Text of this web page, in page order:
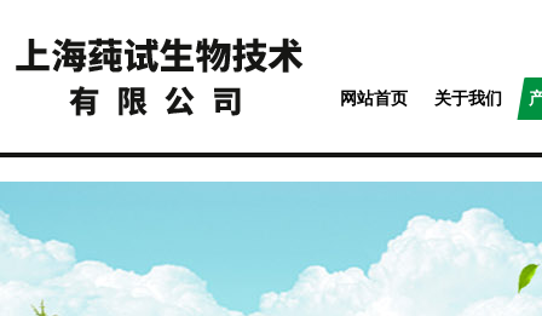
网站首页 关于我们